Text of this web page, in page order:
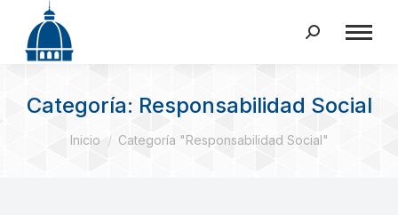
Buscar:
Categoría: Responsabilidad Social
Estás aquí:
Inicio Categoría "Responsabilidad Social"